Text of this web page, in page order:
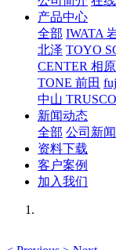
产品中心
全部 IWATA
北泽 TOYO
CENTER 相原
TONE 前田
中山 TRUSCO
新闻动态
全部 公司新闻
资料下载
客户案例
加入我们